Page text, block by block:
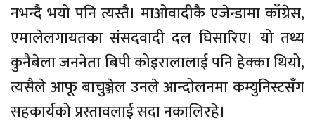
नभन्दै भयो पनि त्यस्तै। माओवादीकै एजेन्डामा काँग्रेस,
एमालेलगायतका संसदवादी दल घिसारिए। यो तथ्य
कुनैबेला जननेता बिपी कोइरालालाई पनि हेक्का थियो,
त्यसैले आफू बाचुञ्जेल उनले आन्दोलनमा कम्युनिस्टसँग
सहकार्यको प्रस्तावलाई सदा नकालिरहे।